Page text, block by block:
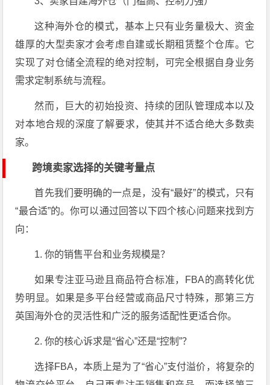
这种海外仓的模式，基本上只有业务量极大、资金
雄厚的大型卖家才会考虑自建或长期租赁整个仓库。它
实现了对仓储全流程的绝对控制，可完全根据自身业务
需求定制系统与流程。
然而，巨大的初始投资、持续的团队管理成本以及
对本地合规的深度了解要求，使其并不适合绝大多数卖
家。
跨境卖家选择的关键考量点
首先我们要明确的一点是，没有“最好”的模式，只有
“最合适”的。你可以通过回答以下四个核心问题来找到方
向：
1. 你的销售平台和业务规模是？
如果专注亚马逊且商品符合标准，FBA的高转化优
势明显。如果是多平台经营或商品尺寸特殊，那第三方
英国海外仓的灵活性和广泛的服务适配性更适合你。
2. 你的核心诉求是“省心”还是“控制”？
选择FBA，本质上是为了“省心”支付溢价，将复杂的